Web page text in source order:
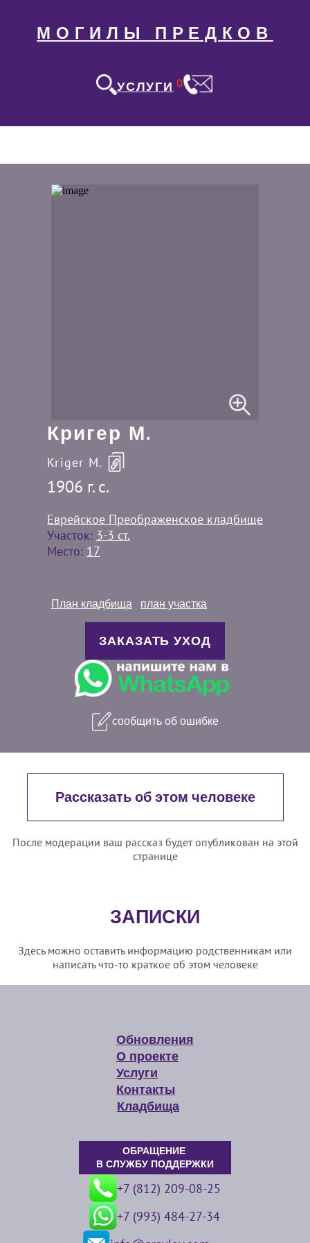
МОГИЛЫ ПРЕДКОВ
УСЛУГИ 0
Кригер М.
Kriger M.
1906 г. c.
Еврейское Преображенское кладбище
Участок: 3-3 ст.
Место: 17
План кладбища план участка
ЗАКАЗАТЬ УХОД
сообщить об ошибке
Рассказать об этом человеке
После модерации ваш рассказ будет опубликован на этой
странице
ЗАПИСКИ
Здесь можно оставить информацию родственникам или
написать что-то краткое об этом человеке
Обновления
О проекте
Услуги
Контакты
Кладбища
ОБРАЩЕНИЕ
В СЛУЖБУ ПОДДЕРЖКИ
+7 (812) 209-08-25
+7 (993) 484-27-34